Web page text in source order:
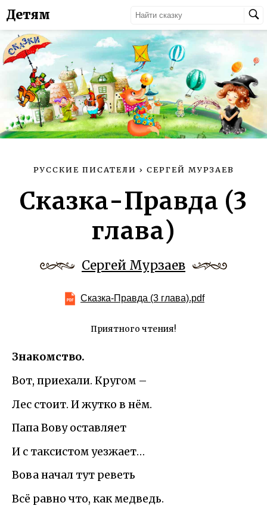
Детям
РУССКИЕ ПИСАТЕЛИ › СЕРГЕЙ МУРЗАЕВ
Сказка-Правда (3
глава)
Сергей Мурзаев
Сказка-Правда (3 глава).pdf
Приятного чтения!
Знакомство.
Вот, приехали. Кругом –
Лес стоит. И жутко в нём.
Папа Вову оставляет
И с таксистом уезжает…
Вова начал тут реветь
Всё равно что, как медведь.